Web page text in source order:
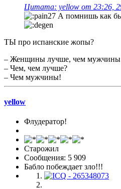
Цитата: yellow от 23:26,
А помнишь как
ТЫ про испанские жопы?
– Женщины лучше, чем
– Чем, чем лучше?
– Чем мужчины!
yellow
Флудератор!
Старожил
Сообщения: 5 909
Бабло побеждает зло!!!